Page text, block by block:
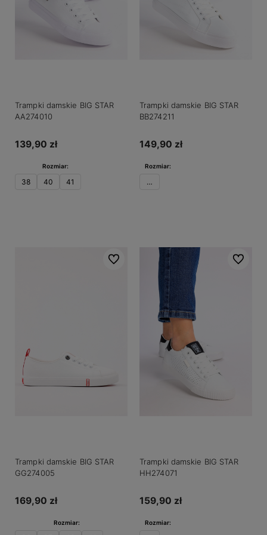
Trampki damskie BIG STAR
AA274010
139,90 zł
Rozmiar:
38 40 41
Trampki damskie BIG STAR
BB274211
149,90 zł
Rozmiar:
36
Trampki damskie BIG STAR
GG274005
169,90 zł
Rozmiar:
Do ulubionych
Trampki damskie BIG STAR
HH274071
159,90 zł
Rozmiar:
Do